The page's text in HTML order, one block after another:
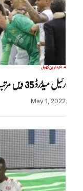
تازہ ترینکھیل
رئیل میڈرڈ 35 ویں مرتبہ اسپینش لالیگا چمپیئن بن گیا
May 1, 2022